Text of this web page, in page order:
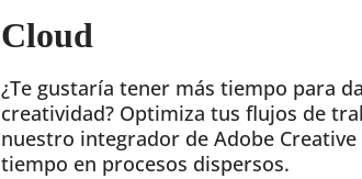
Cloud
¿Te gustaría tener más tiempo para
creatividad? Optimiza tus flujos de
nuestro integrador de Adobe
tiempo en procesos dispersos.